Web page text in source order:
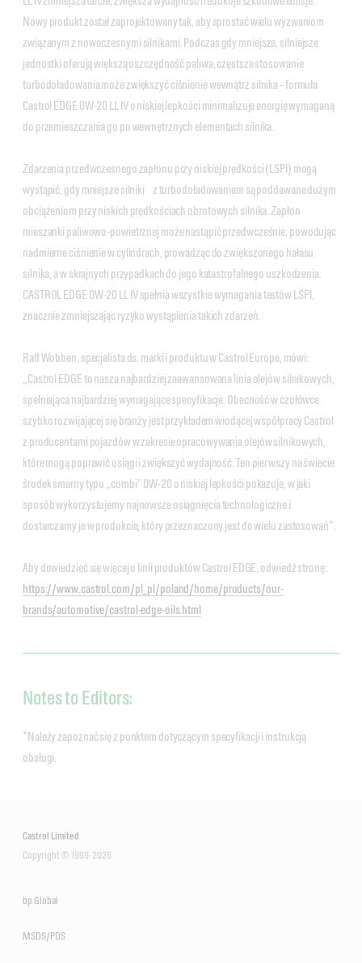
Nowy produkt został zaprojektowany tak, aby sprostać wielu wyzwaniom
związanym z nowoczesnymi silnikami. Podczas gdy mniejsze, silniejsze
jednostki oferują większą oszczędność paliwa, częstsze stosowanie
turbodoładowania może zwiększyć ciśnienie wewnątrz silnika – formuła
Castrol EDGE 0W-20 LL IV o niskiej lepkości minimalizuje energię wymaganą
do przemieszczania go po wewnętrznych elementach silnika.
Zdarzenia przedwczesnego zapłonu przy niskiej prędkości (LSPI) mogą
wystąpić, gdy mniejsze silniki z turbodoładowaniem są poddawane dużym
obciążeniom przy niskich prędkościach obrotowych silnika. Zapłon
mieszanki paliwowo-powietrznej może nastąpić przedwcześnie, powodując
nadmierne ciśnienie w cylindrach, prowadząc do zwiększonego hałasu
silnika, a w skrajnych przypadkach do jego katastrofalnego uszkodzenia.
CASTROL EDGE 0W-20 LL IV spełnia wszystkie wymagania testów LSPI,
znacznie zmniejszając ryzyko wystąpienia takich zdarzeń.
Ralf Wobben, specjalista ds. marki i produktu w Castrol Europe, mówi:
„Castrol EDGE to nasza najbardziej zaawansowana linia olejów silnikowych,
spełniająca najbardziej wymagające specyfikacje. Obecność w czołówce
szybko rozwijającej się branży jest przykładem wiodącej współpracy Castrol
z producentami pojazdów w zakresie opracowywania olejów silnikowych,
które mogą poprawić osiągi i zwiększyć wydajność. Ten pierwszy na świecie
środek smarny typu „combi” 0W-20 o niskiej lepkości pokazuje, w jaki
sposób wykorzystujemy najnowsze osiągnięcia technologiczne i
dostarczamy je w produkcie, który przeznaczony jest do wielu zastosowań”.
Aby dowiedzieć się więcej o linii produktów Castrol EDGE, odwiedź stronę:
https://www.castrol.com/pl_pl/poland/home/products/our-
brands/automotive/castrol-edge-oils.html
Notes to Editors:
*Należy zapoznać się z punktem dotyczącym specyfikacji i instrukcją
obsługi.
Castrol Limited
Copyright © 1999-2026
bp Global
MSDS/PDS